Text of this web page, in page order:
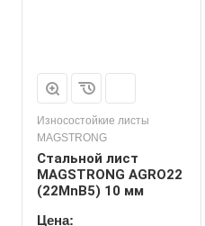
Износостойкие листы
MAGSTRONG
Стальной лист
MAGSTRONG AGRO22
(22MnB5) 10 мм
Цена: